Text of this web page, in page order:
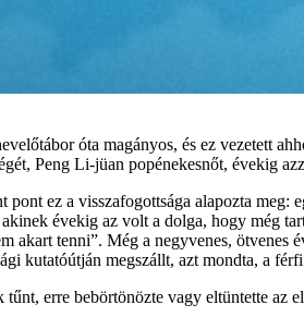
óta magányos, és ez vezetett
Peng Li-jüan popénekesnőt, évekig
pont ez a visszafogottsága alapozta
évekig az volt a dolga, hogy még
akart tenni”. Még a negyvenes,
kutatóútján megszállt, azt mondta, a
tűnt, erre bebörtönözte vagy eltüntette az